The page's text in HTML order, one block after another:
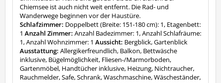
Chiemsee ist auch nicht weit entfernt. Die Rad- und
Wanderwege beginnen vor der Haustüre.
Schlafzimmer: Doppelbett (Breite: 151-180 cm): 1, Etagenbett:
1 Anzahl Zimmer: Anzahl Badezimmer: 1, Anzahl Schlafräume:
1, Anzahl Wohnzimmer: 1 Aussicht: Bergblick, Gartenblick
Ausstattung: Allergikerfreundlich, Balkon, Bettwäsche
inklusive, Bügelmöglichkeit, Fliesen-/Marmorboden,
Gartenmöbel, Handtücher inklusive, Heizung, Nichtraucher,
Rauchmelder, Safe, Schrank, Waschmaschine, Wäscheständer,